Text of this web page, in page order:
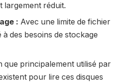
largement réduit.
: Avec une limite de fichier
à des besoins de stockage
que principalement utilisé par
pour lire ces disques